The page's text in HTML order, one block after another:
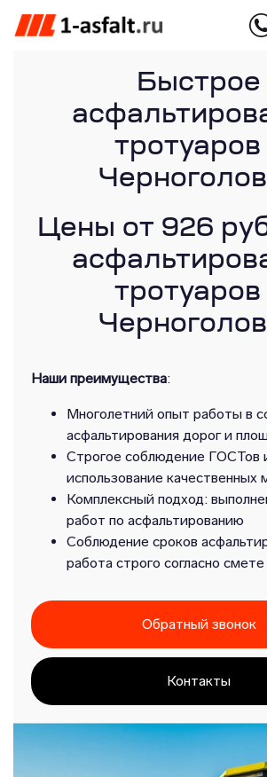
Быстрое
тротуаров
Цены от 926
тротуаров
Наши преимущества:
Многолетний опыт работы в
асфальтирования дорог и
Строгое соблюдение ГОСТов
использование качественных
Комплексный подход:
работ по асфальтированию
Соблюдение сроков
работа строго согласно смете
Обратный звонок
Контакты